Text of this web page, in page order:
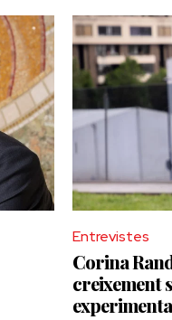
Entrevistes
Corina
creixement